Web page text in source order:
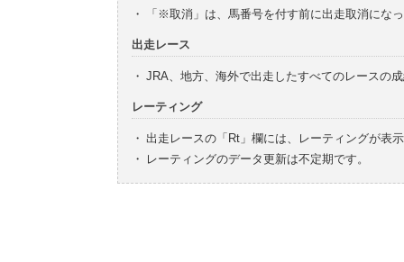
・
「※取消」は、馬番号を付す前に出走取消にな
出走レース
・ JRA、地方、海外で出走したすべてのレースの
レーティング
・ 出走レースの「Rt」欄には、レーティングが表
・
レーティングのデータ更新は不定期です。